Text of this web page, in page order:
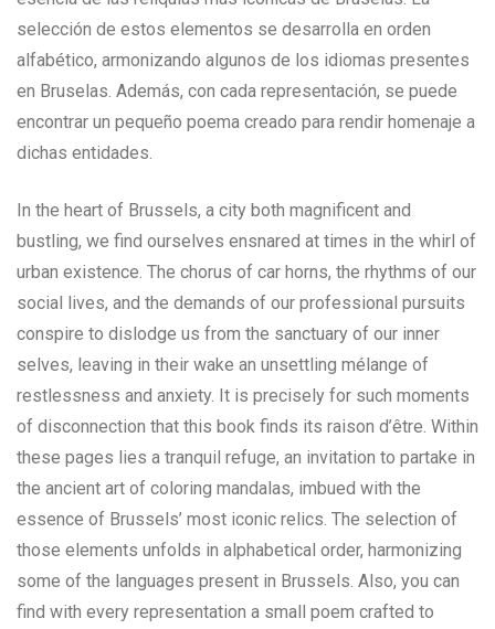
selección de estos elementos se desarrolla en orden
alfabético, armonizando algunos de los idiomas presentes
en Bruselas. Además, con cada representación, se puede
encontrar un pequeño poema creado para rendir homenaje a
dichas entidades.
In the heart of Brussels, a city both magnificent and
bustling, we find ourselves ensnared at times in the whirl of
urban existence. The chorus of car horns, the rhythms of our
social lives, and the demands of our professional pursuits
conspire to dislodge us from the sanctuary of our inner
selves, leaving in their wake an unsettling mélange of
restlessness and anxiety. It is precisely for such moments
of disconnection that this book finds its raison d’être. Within
these pages lies a tranquil refuge, an invitation to partake in
the ancient art of coloring mandalas, imbued with the
essence of Brussels’ most iconic relics. The selection of
those elements unfolds in alphabetical order, harmonizing
some of the languages present in Brussels. Also, you can
find with every representation a small poem crafted to